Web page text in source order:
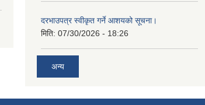
दरभाउपत्र स्वीकृत गर्ने आशयको सूचना।
मिति: 07/30/2026 - 18:26
अन्य